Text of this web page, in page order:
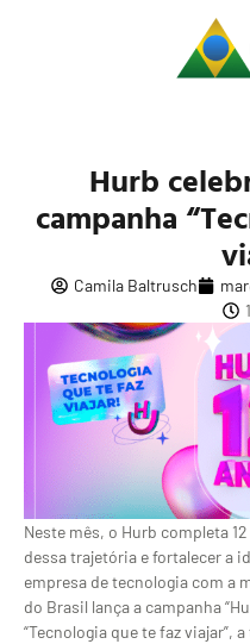
Hurb
campanha
Camila Baltrusch
Neste mês, o Hurb completa
dessa trajetória e fortalecer a
empresa de tecnologia com a
do Brasil lança a campanha
“Tecnologia que te faz viajar”,